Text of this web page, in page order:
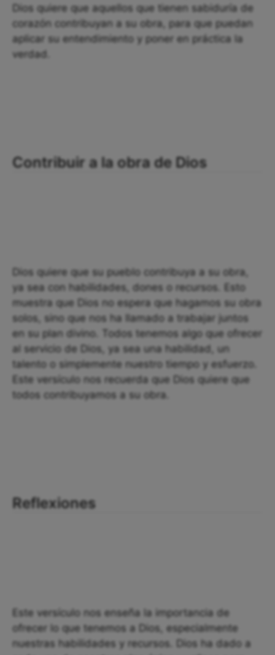
Dios quiere que aquellos que tienen sabiduría de
corazón contribuyan a su obra, para que puedan
aplicar su entendimiento y poner en práctica la
verdad.
Contribuir a la obra de Dios
Dios quiere que su pueblo contribuya a su obra,
ya sea con habilidades, dones o recursos. Esto
muestra que Dios no espera que hagamos su obra
solos, sino que nos ha llamado a trabajar juntos
en su plan divino. Todos tenemos algo que ofrecer
al servicio de Dios, ya sea una habilidad, un
talento o simplemente nuestro tiempo y esfuerzo.
Este versículo nos recuerda que Dios quiere que
todos contribuyamos a su obra.
Reflexiones
Este versículo nos enseña la importancia de
ofrecer lo que tenemos a Dios, especialmente
nuestras habilidades y recursos. Dios ha dado a